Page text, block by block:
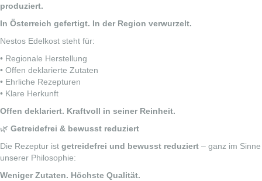
produziert.
In Österreich gefertigt. In der Region verwurzelt.
Nestos Edelkost steht für:
• Regionale Herstellung
• Offen deklarierte Zutaten
• Ehrliche Rezepturen
• Klare Herkunft
Offen deklariert. Kraftvoll in seiner Reinheit.
🌿 Getreidefrei & bewusst reduziert
Die Rezeptur ist getreidefrei und bewusst reduziert – ganz im Sinne
unserer Philosophie:
Weniger Zutaten. Höchste Qualität.